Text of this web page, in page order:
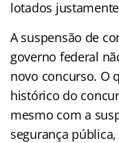
lotados
A suspensão de
governo federal
novo concurso. O
histórico do
mesmo com a
segurança